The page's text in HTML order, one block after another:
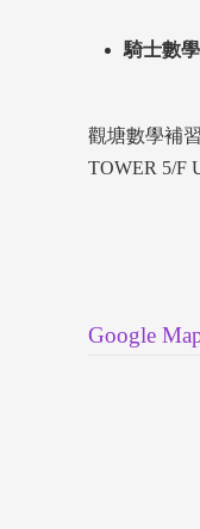
騎士數
觀塘數學補
TOWER 5/F
Google